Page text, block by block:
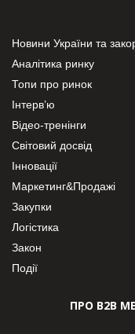
Новини України та
Аналітика ринку
Топи про ринок
Інтерв’ю
Відео-тренінги
Світовий досвід
Інновації
Маркетинг&Продажі
Закупки
Логістика
Закон
Події
ПРО В2В